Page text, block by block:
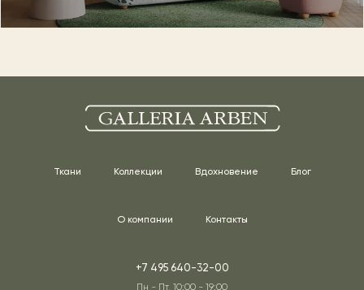
Ткани Коллекции Вдохновение Блог
О компании Контакты
+7 495 640-32-00
Пн - Пт, 10:00 - 19:00